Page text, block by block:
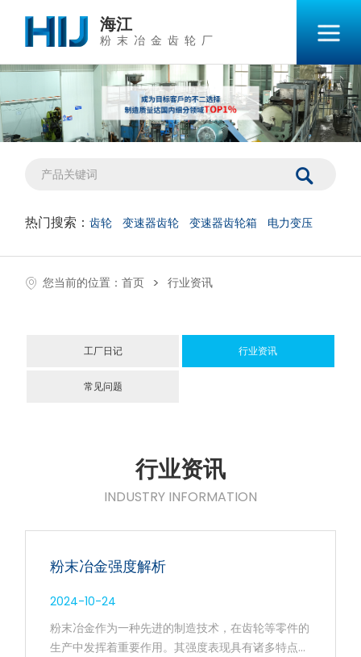
海江
粉末冶金齿轮厂
热门搜索：齿轮 变速器齿轮 变速器齿轮箱 电力变压
您当前的位置：首页 > 行业资讯
工厂日记 行业资讯
常见问题
行业资讯
INDUSTRY INFORMATION
粉末冶金强度解析
2024-10-24
粉末冶金作为一种先进的制造技术，在齿轮等零件的
生产中发挥着重要作用。其强度表现具有诸多特点，